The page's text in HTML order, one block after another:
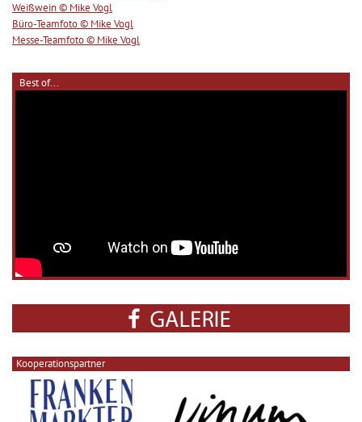
Weißwein © Mike Vogl
Büro-Teamfoto © Mike Vogl
Messe-Teamfoto © Mike Vogl
Best of...
Kooperationspartner